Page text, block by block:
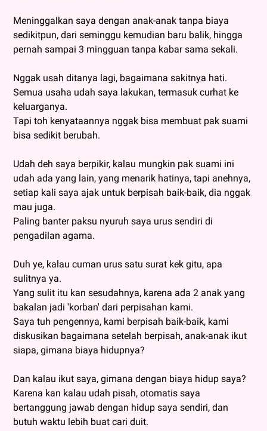
Meninggalkan saya dengan anak-anak tanpa biaya
sedikitpun, dari seminggu kemudian baru balik, hingga
pernah sampai 3 mingguan tanpa kabar sama sekali.
Nggak usah ditanya lagi, bagaimana sakitnya hati.
Semua usaha udah saya lakukan, termasuk curhat ke
keluarganya.
Tapi toh kenyataannya nggak bisa membuat pak suami
bisa sedikit berubah.
Udah deh saya berpikir, kalau mungkin pak suami ini
udah ada yang lain, yang menarik hatinya, tapi anehnya,
setiap kali saya ajak untuk berpisah baik-baik, dia nggak
mau juga.
Paling banter paksu nyuruh saya urus sendiri di
pengadilan agama.
Duh ye, kalau cuman urus satu surat kek gitu, apa
sulitnya ya.
Yang sulit itu kan sesudahnya, karena ada 2 anak yang
bakalan jadi 'korban' dari perpisahan kami.
Saya tuh pengennya, kami berpisah baik-baik, kami
diskusikan bagaimana setelah berpisah, anak-anak ikut
siapa, gimana biaya hidupnya?
Dan kalau ikut saya, gimana dengan biaya hidup saya?
Karena kan kalau udah pisah, otomatis saya
bertanggung jawab dengan hidup saya sendiri, dan
butuh waktu lebih buat cari duit.